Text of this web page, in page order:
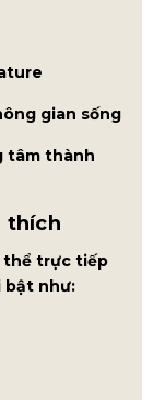
gian sống
tâm thành
thích
thể trực tiếp
bật như: